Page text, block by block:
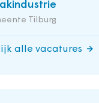
Tilburg
alle vacatures